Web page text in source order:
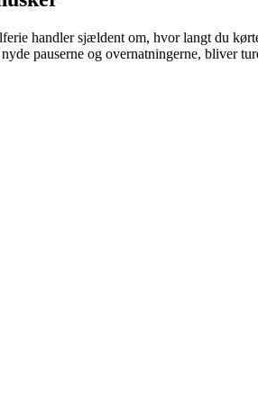
handler sjældent om, hvor langt du
pauserne og overnatningerne, bliver